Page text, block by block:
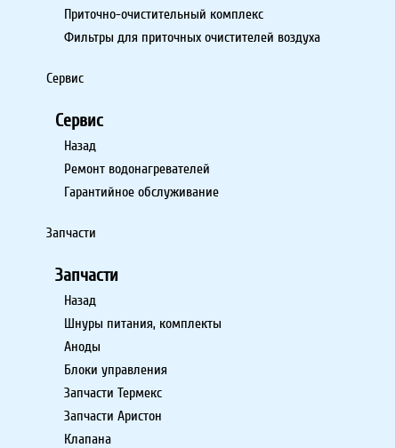
Приточно-очистительный комплекс
Фильтры для приточных очистителей воздуха
Сервис
Сервис
Назад
Ремонт водонагревателей
Гарантийное обслуживание
Запчасти
Запчасти
Назад
Шнуры питания, комплекты
Аноды
Блоки управления
Запчасти Термекс
Запчасти Аристон
Клапана